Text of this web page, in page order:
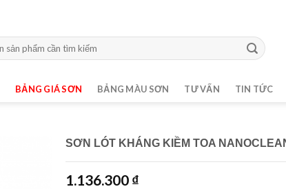
BẢNG GIÁ SƠN BẢNG MÀU SƠN TƯ VẤN TIN TỨC
SƠN LÓT KHÁNG KIỀM TOA
1.136.300 ₫